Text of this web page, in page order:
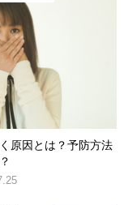
原因とは？予防方法